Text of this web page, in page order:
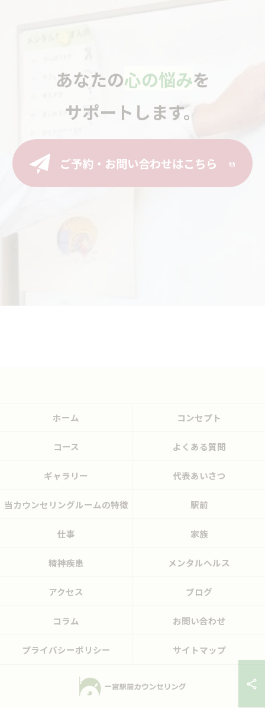
あなたの心の悩みを
サポートします。
ご予約・お問い合わせはこちら
ホーム コンセプト
コース よくある質問
ギャラリー 代表あいさつ
当カウンセリングルームの特徴 駅前
仕事 家族
精神疾患 メンタルヘルス
アクセス ブログ
コラム お問い合わせ
プライバシーポリシー サイトマップ